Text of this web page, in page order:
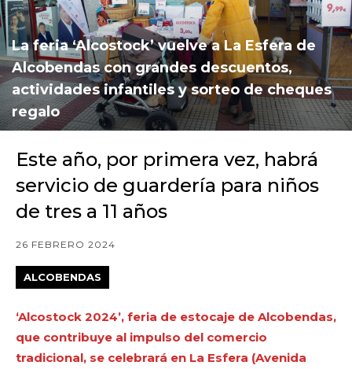
La feria ‘Alcostock’ vuelve a La Esfera de
Alcobendas con grandes descuentos,
actividades infantiles y sorteo de cheques
regalo
Este año, por primera vez, habrá
servicio de guardería para niños
de tres a 11 años
26 FEBRERO 2024
ALCOBENDAS
‘Alcostock 2024’, feria de estocaje de Alcobendas,
que contribuye al impulso del comercio
tradicional, se celebrará en La Esfera (Avenida